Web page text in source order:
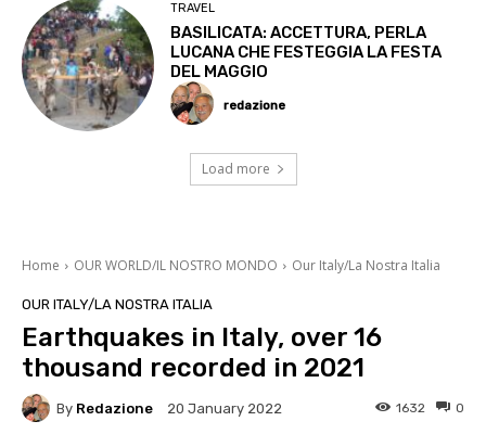
TRAVEL
BASILICATA: ACCETTURA, PERLA
LUCANA CHE FESTEGGIA LA FESTA
DEL MAGGIO
redazione
Load more